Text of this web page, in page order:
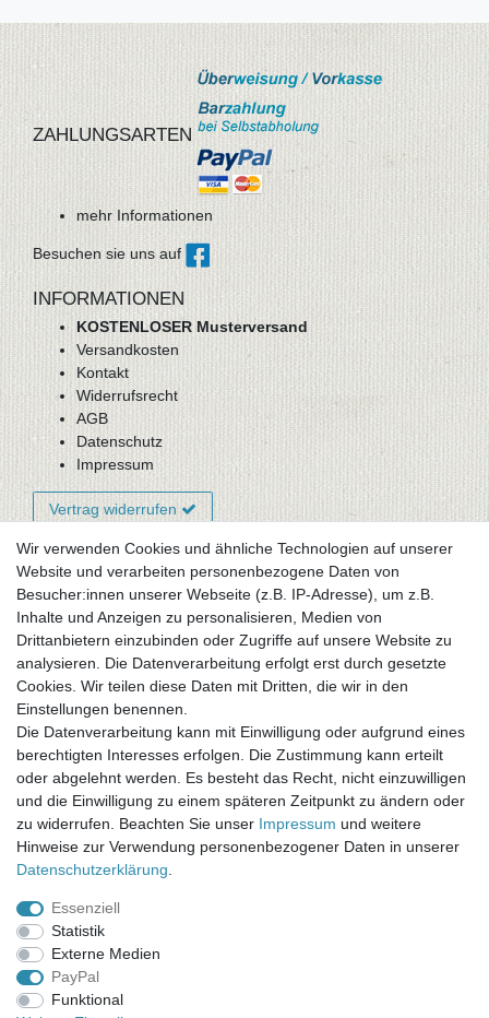
ZAHLUNGSARTEN
mehr Informationen
Besuchen sie uns auf
INFORMATIONEN
KOSTENLOSER Musterversand
Versandkosten
Kontakt
Widerrufsrecht
AGB
Datenschutz
Impressum
Vertrag widerrufen
Newsletter-Anmeldung
FAQ / Fragen
Mein Warenkorb
Mein Merkzettel
Mein Konto
UNSER LADENGESCHÄFT
Gottlieb-Daimler-Str. 10
33334 Gütersloh
ÖFFNUNGSZEITEN
Montag - Dienstag: 8.00 - 18.00 Uhr, Mittwoch Ruhetag,
Donnerstag: 8.00 - 18.00 Uhr, Freitag 8.00 - 14.00 Uhr
KUNDENSERVICE
Telefon: (05241) 403 22 38
E-Mail: info@stoffamstueck.de
Wir verwenden Cookies und ähnliche Technologien auf unserer
Website und verarbeiten personenbezogene Daten von
Besucher:innen unserer Webseite (z.B. IP-Adresse), um z.B.
Inhalte und Anzeigen zu personalisieren, Medien von
Drittanbietern einzubinden oder Zugriffe auf unsere Website zu
analysieren. Die Datenverarbeitung erfolgt erst durch gesetzte
Cookies. Wir teilen diese Daten mit Dritten, die wir in den
Einstellungen benennen.
Die Datenverarbeitung kann mit Einwilligung oder aufgrund eines
berechtigten Interesses erfolgen. Die Zustimmung kann erteilt
oder abgelehnt werden. Es besteht das Recht, nicht einzuwilligen
und die Einwilligung zu einem späteren Zeitpunkt zu ändern oder
zu widerrufen. Beachten Sie unser Impressum und weitere
Hinweise zur Verwendung personenbezogener Daten in unserer
Daten­schutz­erklärung
Essenziell
Statistik
Externe Medien
PayPal
Funktional